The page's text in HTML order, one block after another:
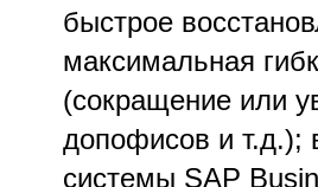
быстрое
максимальная
(сокращение или
допофисов и т.д.);
системы SAP